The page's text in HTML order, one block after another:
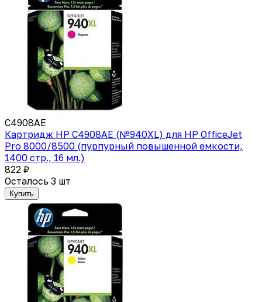
C4908AE
Картридж HP C4908AE (№940XL) для HP OfficeJet
Pro 8000/8500 (пурпурный повышенной емкости,
1400 стр., 16 мл.)
822 ₽
Осталось 3 шт
Купить